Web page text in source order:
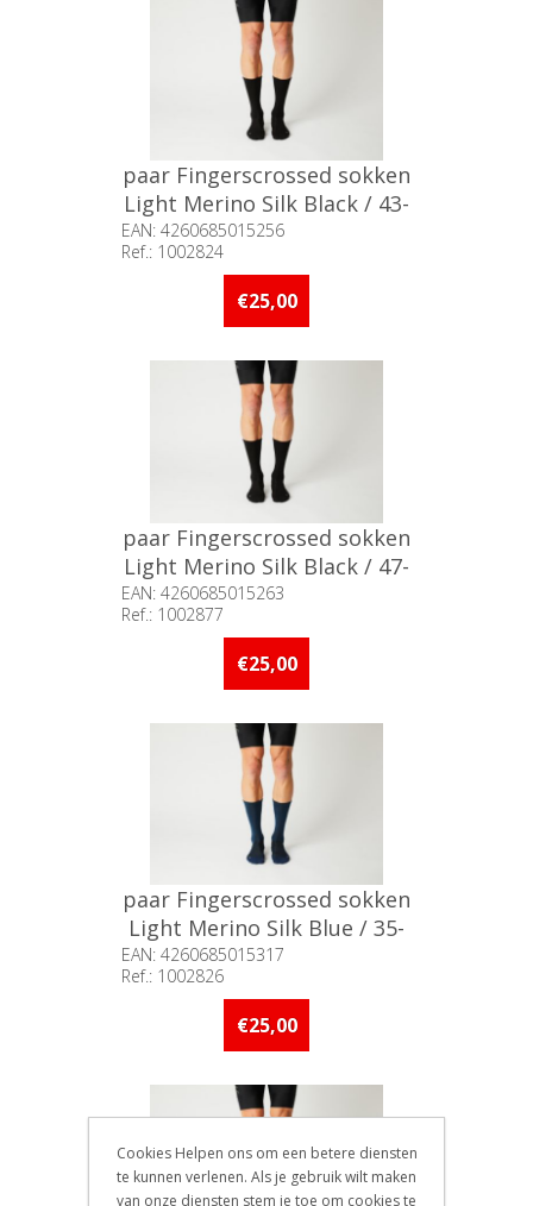
paar Fingerscrossed sokken
Light Merino Silk Black / 43-
46
EAN: 4260685015256
Ref.: 1002824
Beschikbaarheid:: 5 stuks of
meer op voorraad
€25,00
paar Fingerscrossed sokken
Light Merino Silk Black / 47-
50
EAN: 4260685015263
Ref.: 1002877
Beschikbaarheid:: Minder dan 5
stuks op voorraad
€25,00
paar Fingerscrossed sokken
Light Merino Silk Blue / 35-
38
EAN: 4260685015317
Ref.: 1002826
Beschikbaarheid:: 5 stuks of
meer op voorraad
€25,00
Cookies Helpen ons om een betere diensten
te kunnen verlenen. Als je gebruik wilt maken
van onze diensten stem je toe om cookies te